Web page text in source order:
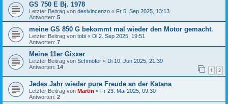
GS 750 E Bj. 1978
Letzter Beitrag von desivincenzo « Fr 5. Sep 2025, 13:13
Antworten: 5
meine GS 850 G bekommt mal wieder den Motor gemacht.
Letzter Beitrag von tobi « Di 2. Sep 2025, 19:51
Antworten: 7
Meine 11er Gixxer
Letzter Beitrag von Schmöfer « Di 10. Jun 2025, 21:39
Antworten: 14 1 2
Jedes Jahr wieder pure Freude an der Katana
Letzter Beitrag von Martin « Fr 23. Mai 2025, 09:30
Antworten: 2